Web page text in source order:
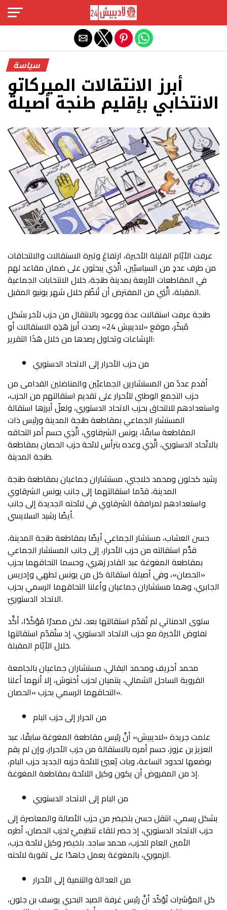
سياسة
أبرز الانتقالات الميركاتو
الانتخابي بإقليم طنجة أصيلة
عرفت الأيّام القليلة الأخيرة، ارتفاعَ وتيرة الاستقالات والالتحاقات
من طرف عددٍ من السياسيّين، الَّذِي يبحثون على ضمان مقاعد لهم
في المقاطعات الأربعة بمدينة طنجة، خلال الانتخابات الجماعية
المقبلة، الَّتِي من المفترض أن تُنظّم خلال شهر يونيو المقبل.
طنجة عرفت استقالات عدة ووعود بالانتقال من حزب لأخر بشكل
مُبكّر، موقع «لاديبيش 24» رصدت أبرز هَذِهِ الاستقالات أو
الإشاعات وتحاول رصدها من خلال هَذَا التقرير:
من حزب الأحرار إلى الاتحاد الدستوري
أقدم عددٌ من المستشارين الجماعيّين والمناضلين القدامى من
حزب التجمع الوطني للأحرار على تقديم استقالتهم من الحزب،
واستعدادهم للالتحاق بحزب الاتحاد الدستوري، ولعلّ أبرزها استقالة
المستشار الجماعي بمقاطعة طنجة المدينة ورئيس ذات
المقاطعة سابقًا، يونس الشرقاوي، الَّذِي حسم أمر التحاقه
بالاتّحاد الدستوري، الَّذِي وعده بترأس لائحة حزب الحصان بمقاطعة
طنجة المدينة.
رشيد كحلون ومحمد خلاجني، مستشاران جماعيان بمقاطعة طنجة
المدينة، قدّما استقالتهما إلى جانب يونس الشرقاوي
واستعدادهم لمرافقة الشرقاوي في لائحته الجديدة إلى جانب
أيضًا رشيد السلايسي.
حسن العشاب، مستشار الجماعي أيضًا بمقاطعة طنجة المدينة،
قدَّم استقالته من حزب الأحرار، إلى جانب المستشار الجماعي
بمقاطعة المغوغة عبد القادر زهري، وحسما التحاقهما بحزب
«الحصان»، وفي أصيلة استقالة كل من يونس لطهي وإدريس
الجابري، وهما مستشاران جماعيان وأعلنا التحاقهما الرسمي بحزب
الاتحاد الدستوريّ.
سلوى الدمناتي لم تُقدّم استقالتها بعد، لكن مصدرًا مُؤكّدًا، أكَّد
تفاوض الأخيرة مع حزب الاتحاد الدستوري، إذ ستُقدّم استقالتها
خلال الأيّام المقبلة.
محمد أخريف ومحمد البقالي، مستشاران جماعيان بالجامعة
القروية الساحل الشمالي، ينتميان لحزب أخنوش، إلا أنهما أعلنا
التحاقهما الرسمي بحزب «الحصان».
من الحرار إلى حزب البام
علمت جريدة «لاديبيش» أنَّ رئيس مقاطعة المغوغة سابقًا، عبد
العزيز بن عزوز، حسم أمره بالاستقالة من حزب الأحرار، وإن لم يقم
بوضعها لحدود الساعة، وبات يُعبئ للائحة حزبه الجديد حزب البام،
إذ من المفروض أن يكون وكيل اللائحة بمقاطعة المغوغة.
من البام إلى الاتحاد الدستوري
بشكل رسمي، انتقل حسن بلخيضر من حزب الأصالة والمعاصرة إلى
حزب الاتحاد الدستوري، إذ حضر للقاء تنظيميّ لحزب الحصان، أطره
الأمين العام للحزب، محمد ساجد. بلخيضر وكيل لائحة حزب،
الزموري، بالمغوغة يعمل جاهدًا على تقوية لائحته.
من العدالة والتنمية إلى الأحرار
كل المؤشرات تُؤكّد أنَّ رئيس غرفة الصيد البحري يوسف بن جلون،
Exit mobile version